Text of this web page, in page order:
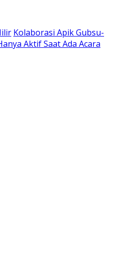
Kolaborasi Apik Gubsu-
Aktif Saat Ada Acara